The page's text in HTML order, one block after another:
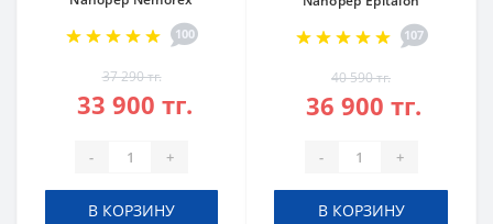
100
37 290 тг.
33 900 тг.
- +
В КОРЗИНУ
107
40 590 тг.
36 900 тг.
- +
В КОРЗИНУ